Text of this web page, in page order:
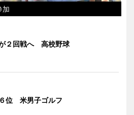
加
２回戦へ 高校野球
位 米男子ゴルフ